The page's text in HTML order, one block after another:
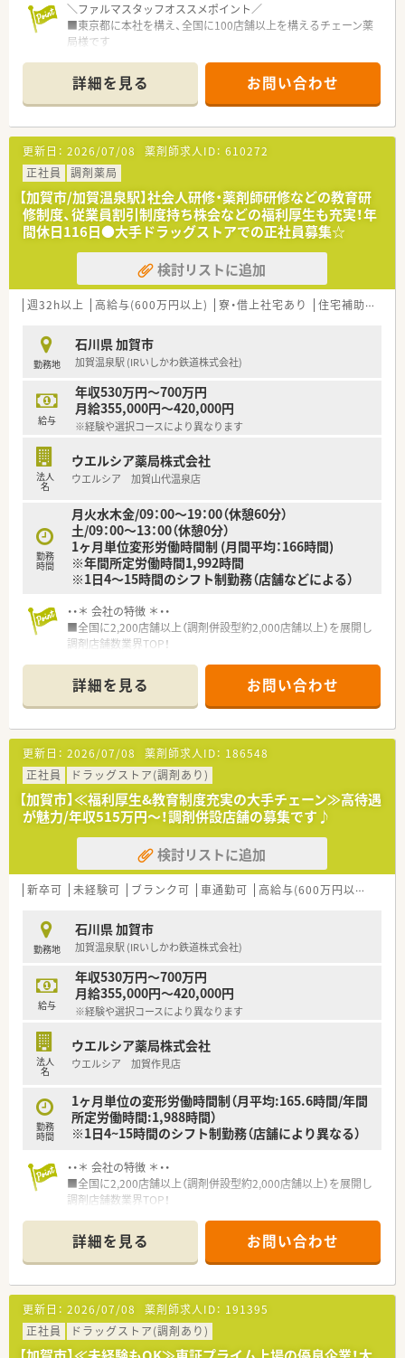
＼ファルマスタッフオススメポイント／
■東京都に本社を構え、全国に100店舗以上を構えるチェーン薬
局様です
得実績もございます
■退職金制度や社員旅行、各種保険完備など福利厚生も整えられ
ています
詳細を見る お問い合わせ
更新日： 2026/07/08 薬剤師求人ID： 610272
正社員
調剤薬局
【加賀市/加賀温泉駅】社会人研修・薬剤師研修などの教育研
修制度、従業員割引制度持ち株会などの福利厚生も充実！年
間休日116日●大手ドラッグストアでの正社員募集☆
検討リストに追加
週32h以上 高給与(600万円以上) 寮・借上社宅あり 住宅補助(手当)あり
勤務地
石川県 加賀市
加賀温泉駅 (IRいしかわ鉄道株式会社)
給与
年収530万円～700万円
月給355,000円～420,000円
※経験や選択コースにより異なります
法人
名
ウエルシア薬局株式会社
ウエルシア 加賀山代温泉店
勤務
時間
月火水木金/09：00～19：00（休憩60分）
土/09：00～13：00（休憩0分）
1ヶ月単位変形労働時間制 (月間平均：166時間)
※年間所定労働時間1,992時間
※1日4～15時間のシフト制勤務（店舗などによる）
・・＊ 会社の特徴 ＊・・
■全国に2,200店舗以上（調剤併設型約2,000店舗以上）を展開し
調剤店舗数業界TOP！
頑張り次第で高給与も可能！
■経験や勤務コースによりますが、経験の少ない方でも500万前
半スタートと業界TOP水準！
■職種や職域に合わせ、豊富な社内研修や外部組織と連携した研
修を用意されています
■薬剤師が中心の会社だからこそ活躍できるキャリアパスが多
種多様に用意されています。
■店舗拡大に伴い、エリアマネジャーや営業部長等のマネジメン
トのポジションも増えます。
■在宅や教育等の専門性を活かせるスペシャリストを目指すこ
とも可能です。
■その他にも、管理部門や商品部門等の本社スタッフなど活動領
域は多種多様です。
■在宅実施店舗は年々増加しており、在宅医療へもしっかりと関
■育児休暇は3歳まで取得が可能で、時短制度は小学5年生まで
時短勤務ができるよう変更予定です。
■年間休日が120日とワークライフバランスが整っています
■日用品から常備薬まで、従業員割引制度など嬉しいメリットも
たくさんあります！
詳細を見る お問い合わせ
更新日： 2026/07/08 薬剤師求人ID： 186548
正社員
ドラッグストア(調剤あり)
【加賀市】≪福利厚生&教育制度充実の大手チェーン≫高待遇
が魅力/年収515万円～！調剤併設店舗の募集です♪
検討リストに追加
新卒可 未経験可 ブランク可 車通勤可 高給与(600万円以上)
勤務地
石川県 加賀市
加賀温泉駅 (IRいしかわ鉄道株式会社)
給与
年収530万円～700万円
月給355,000円～420,000円
※経験や選択コースにより異なります
法人
名
ウエルシア薬局株式会社
ウエルシア 加賀作見店
勤務
時間
1ヶ月単位の変形労働時間制（月平均:165.6時間/年間
所定労働時間:1,988時間）
※1日4~15時間のシフト制勤務（店舗により異なる）
・・＊ 会社の特徴 ＊・・
■全国に2,200店舗以上（調剤併設型約2,000店舗以上）を展開し
調剤店舗数業界TOP！
頑張り次第で高給与も可能！
■経験や勤務コースによりますが、経験の少ない方でも500万前
半スタートと業界TOP水準！
■職種や職域に合わせ、豊富な社内研修や外部組織と連携した研
修を用意されています
■薬剤師が中心の会社だからこそ活躍できるキャリアパスが多
種多様に用意されています。
■店舗拡大に伴い、エリアマネジャーや営業部長等のマネジメン
詳細を見る お問い合わせ
更新日： 2026/07/08 薬剤師求人ID： 191395
正社員
ドラッグストア(調剤あり)